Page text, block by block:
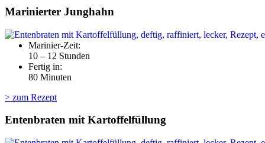
Marinierter Junghahn
Marinier-Zeit:
10 – 12 Stunden
Fertig in:
80 Minuten
> zum Rezept
Entenbraten mit Kartoffelfüllung